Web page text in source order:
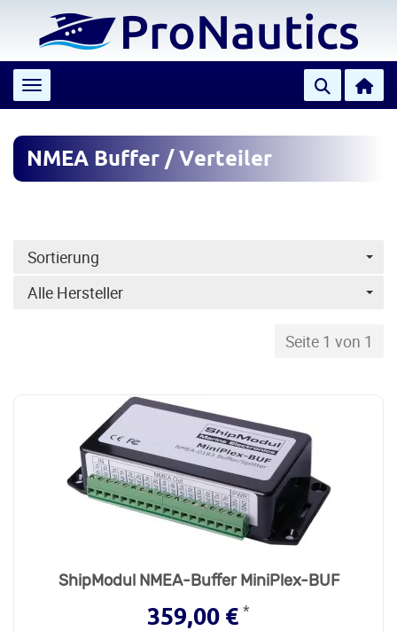
Toggle navigation
NMEA Buffer / Verteiler
Sortierung
Alle Hersteller
Seite 1 von 1
ShipModul NMEA-Buffer MiniPlex-BUF
359,00 € *